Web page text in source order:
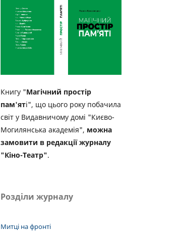
Книгу "Магічний простір
пам'яті", що цього року побачила
світ у Видавничому домі "Києво-
Могилянська академія", можна
замовити в редакції журналу
"Кіно-Театр".
Розділи журналу
Митці на фронті